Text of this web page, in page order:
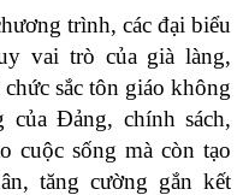
trình, các đại biểu
vai trò của già làng,
sắc tôn giáo không
của Đảng, chính sách,
cuộc sống mà còn tạo
tăng cường gắn kết